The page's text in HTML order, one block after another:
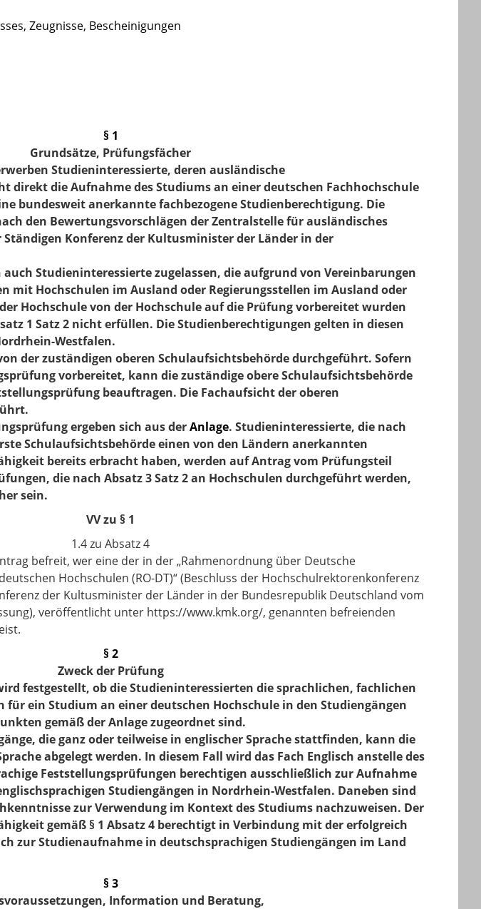
Zeugnisse, Bescheinigungen
§ 1
Grundsätze, Prüfungsfächer
Studieninteressierte, deren ausländische
direkt die Aufnahme des Studiums an einer deutschen Fachhochschule
bundesweit anerkannte fachbezogene Studienberechtigung. Die
den Bewertungsvorschlägen der Zentralstelle für ausländisches
Konferenz der Kultusminister der Länder in der
Studieninteressierte zugelassen, die aufgrund von Vereinbarungen
mit Hochschulen im Ausland oder Regierungsstellen im Ausland oder
Hochschule von der Hochschule auf die Prüfung vorbereitet wurden
1 Satz 2 nicht erfüllen. Die Studienberechtigungen gelten in diesen
Westfalen.
der zuständigen oberen Schulaufsichtsbehörde durchgeführt. Sofern
vorbereitet, kann die zuständige obere Schulaufsichtsbehörde
beauftragen. Die Fachaufsicht der oberen
ergeben sich aus derAnlage. Studieninteressierte, die nach
Schulaufsichtsbehörde einen von den Ländern anerkannten
bereits erbracht haben, werden auf Antrag vom Prüfungsteil
die nach Absatz 3 Satz 2 an Hochschulen durchgeführt werden,
sein.
VV zu § 1
1.4 zu Absatz 4
befreit, wer eine der in der „Rahmenordnung über Deutsche
Hochschulen (RO-DT)“ (Beschluss der Hochschulrektorenkonferenz
der Kultusminister der Länder in der Bundesrepublik Deutschland vom
veröffentlicht unter https://www.kmk.org/, genannten befreienden
§ 2
Zweck der Prüfung
festgestellt, ob die Studieninteressierten die sprachlichen, fachlichen
für ein Studium an einer deutschen Hochschule in den Studiengängen
gemäß der Anlage zugeordnet sind.
die ganz oder teilweise in englischer Sprache stattfinden, kann die
abgelegt werden. In diesem Fall wird das Fach Englisch anstelle des
Feststellungsprüfungen berechtigen ausschließlich zur Aufnahme
Studiengängen in Nordrhein-Westfalen. Daneben sind
zur Verwendung im Kontext des Studiums nachzuweisen. Der
gemäß § 1 Absatz 4 berechtigt in Verbindung mit der erfolgreich
zur Studienaufnahme in deutschsprachigen Studiengängen im Land
§ 3
Information und Beratung,